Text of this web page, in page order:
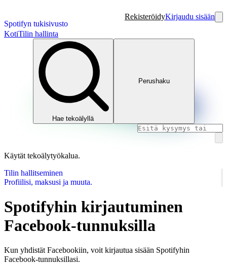
Spotifyn tukisivusto
RekisteröidyKirjaudu sisään
KotiTilin hallinta
Hae tekoälyllä
Perushaku
Käytät tekoälytyökalua.
Tilin hallitseminen
Profiilisi, maksusi ja muuta.
Spotifyhin kirjautuminen
Facebook-tunnuksilla
Kun yhdistät Facebookiin, voit kirjautua sisään Spotifyhin
Facebook-tunnuksillasi.